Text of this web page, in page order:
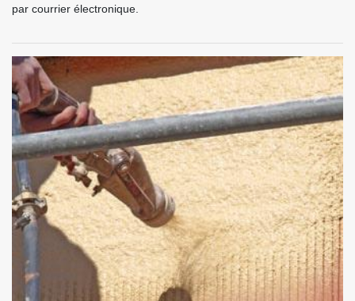
par courrier électronique.